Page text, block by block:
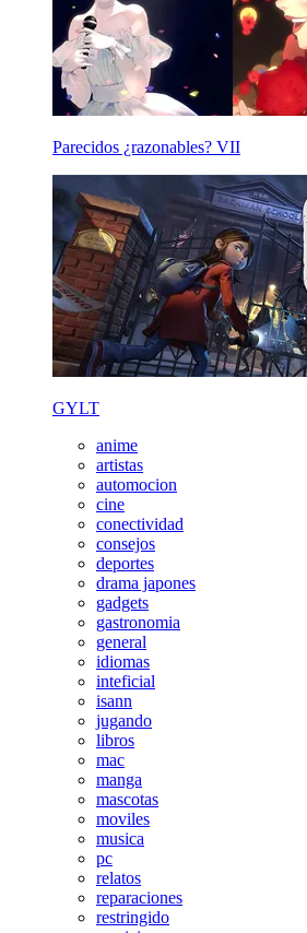
Parecidos ¿razonables? VII
GYLT
anime
artistas
automocion
cine
conectividad
consejos
deportes
drama japones
gadgets
gastronomia
general
idiomas
inteficial
isann
jugando
libros
mac
manga
mascotas
moviles
musica
pc
relatos
reparaciones
restringido